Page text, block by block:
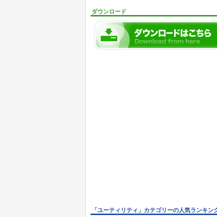
ダウンロード
「ユーティリティ」カテゴリーの人気ランキン